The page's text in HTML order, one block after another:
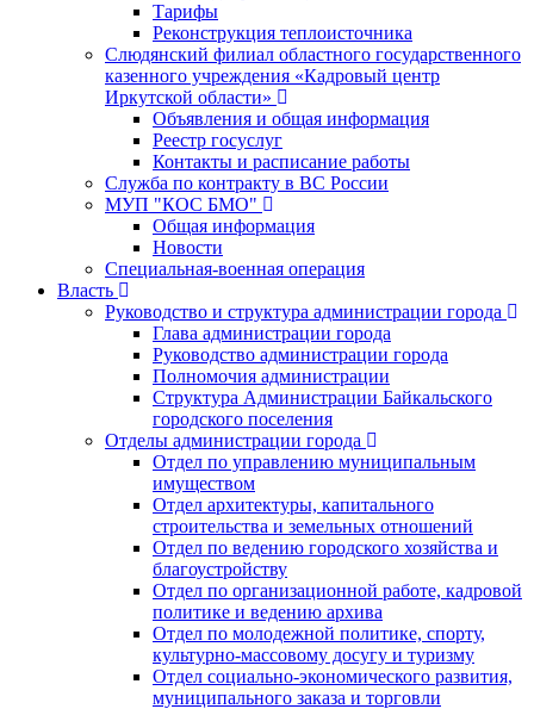
Тарифы
Реконструкция теплоисточника
Слюдянский филиал областного государственного
казенного учреждения «Кадровый центр
Иркутской области»
Объявления и общая информация
Реестр госуслуг
Контакты и расписание работы
Служба по контракту в ВС России
МУП "КОС БМО"
Общая информация
Новости
Специальная-военная операция
Власть
Руководство и структура администрации города
Глава администрации города
Руководство администрации города
Полномочия администрации
Структура Администрации Байкальского
городского поселения
Отделы администрации города
Отдел по управлению муниципальным
имуществом
Отдел архитектуры, капитального
строительства и земельных отношений
Отдел по ведению городского хозяйства и
благоустройству
Отдел по организационной работе, кадровой
политике и ведению архива
Отдел по молодежной политике, спорту,
культурно-массовому досугу и туризму
Отдел социально-экономического развития,
муниципального заказа и торговли